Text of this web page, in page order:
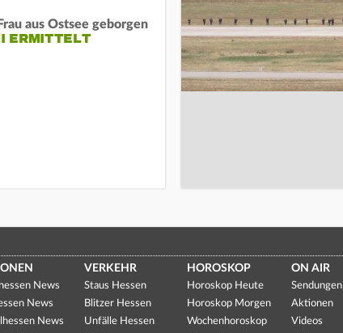
aus Ostsee geborgen
ERMITTELT
News
News
News
VERKEHR
Staus Hessen
Blitzer Hessen
Unfälle Hessen
HOROSKOP
Horoskop Heute
Horoskop Morgen
Wochenhoroskop
ON AIR
Sendungen
Aktionen
Videos